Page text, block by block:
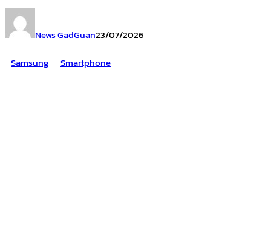
News GadGuan23/07/2026
Samsung
Smartphone